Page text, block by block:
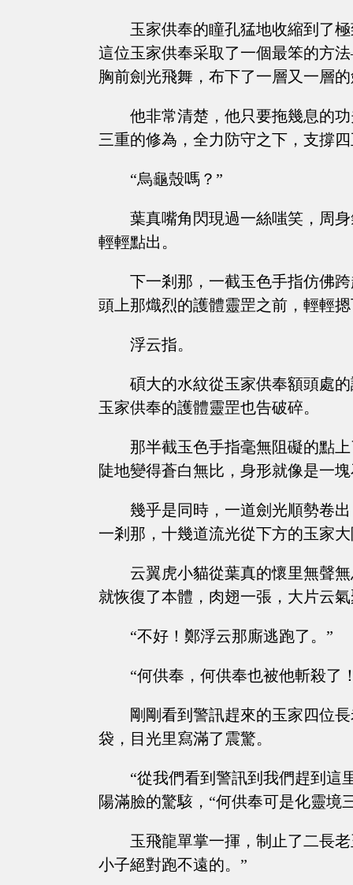
玉家供奉的瞳孔猛地收縮到了
這位玉家供奉采取了一個最笨的方
胸前劍光飛舞，布下了一層又一層
他非常清楚，他只要拖幾息的
三重的修為，全力防守之下，支撐
“烏龜殼嗎？”
葉真嘴角閃現過一絲嗤笑，周
輕輕點出。
下一剎那，一截玉色手指仿佛
頭上那熾烈的護體靈罡之前，輕輕
浮云指。
碩大的水紋從玉家供奉額頭處
玉家供奉的護體靈罡也告破碎。
那半截玉色手指毫無阻礙的點
陡地變得蒼白無比，身形就像是一
幾乎是同時，一道劍光順勢卷
一剎那，十幾道流光從下方的玉家
云翼虎小貓從葉真的懷里無聲
就恢復了本體，肉翅一張，大片云
“不好！鄭浮云那廝逃跑了。”
“何供奉，何供奉也被他斬殺了
剛剛看到警訊趕來的玉家四位
袋，目光里寫滿了震驚。
“從我們看到警訊到我們趕到這
陽滿臉的驚駭，“何供奉可是化靈境
玉飛龍單掌一揮，制止了二長
小子絕對跑不遠的。”